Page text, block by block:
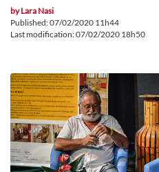
byLara Nasi
Published: 07/02/2020 11h44
Last modification: 07/02/2020 18h50